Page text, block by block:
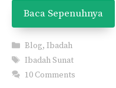
Baca Sepenuhnya
Categories
Blog,Ibadah
Tags
Ibadah Sunat
10 Comments